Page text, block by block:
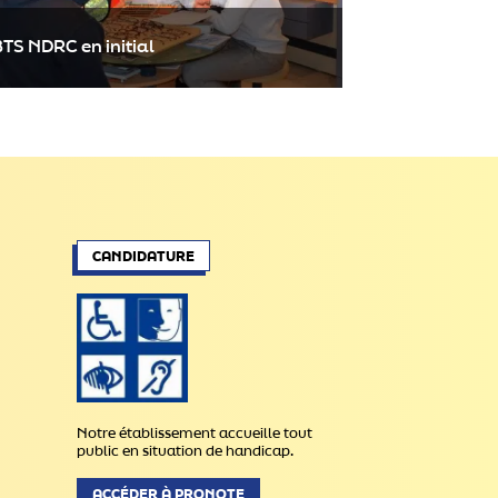
NDRC en initial
le BTS NDRC en initial de l'ICO sur
en suivant le lien ci-dessous :
BTS NDRC EN INITIAL
CANDIDATURE
Notre établissement accueille tout
public en situation de handicap.
ACCÉDER À PRONOTE